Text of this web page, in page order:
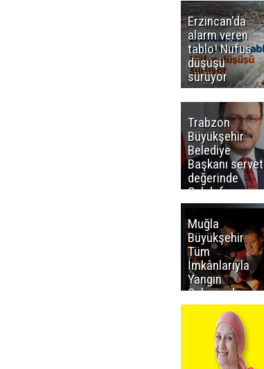
Erzincan'da
alarm veren
tablo! Nüfus
düşüşü
sürüyor
Trabzon
Büyükşehir
Belediye
Başkanı servet
değerinde
Salah forması
aldı
Muğla
Büyükşehir
Tüm
İmkânlarıyla
Yangın
Sahasında